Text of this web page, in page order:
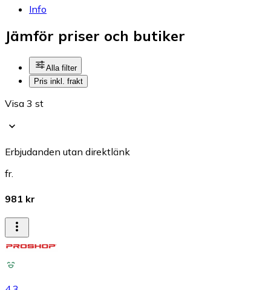
Info
Jämför priser och butiker
Alla filter
Pris inkl. frakt
Visa 3 st
Erbjudanden utan direktlänk
fr.
981 kr